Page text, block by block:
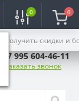
получить скидки и
0 0
+7 995 604-46-11
Заказать звонок